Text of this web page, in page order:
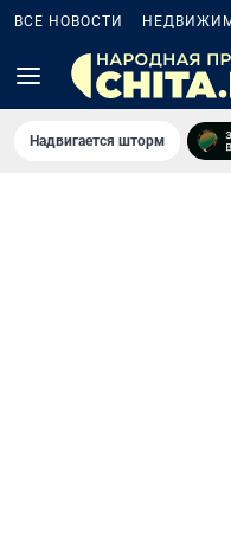
ВСЕ НОВОСТИ
Надвигается шторм